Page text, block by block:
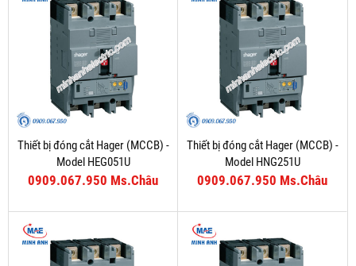
Thiết bị đóng cắt Hager (MCCB) -
Model HEG051U
0909.067.950 Ms.Châu
Thiết bị đóng cắt Hager (MCCB) -
Model HNG251U
0909.067.950 Ms.Châu